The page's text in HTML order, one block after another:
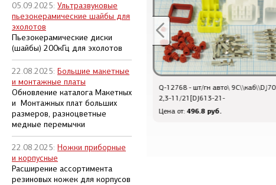
05.09.2025: Ультразвуковые
пьезокерамические шайбы для
эхолотов
Пьезокерамические диски
(шайбы) 200кГц для эхолотов
22.08.2025: Большие макетные
и монтажные платы
Обновление каталога Макетных
и Монтажных плат больших
размеров, разноцветные
медные перемычки
22.08.2025: Ножки приборные
и корпусные
Расширение ассортимента
резиновых ножек для корпусов
d3,5мм\мет
руб.
Q-12768 - шт/гн авто\ 9C\\каб\\DJ7091Y-
2,3-11/21[DJ613-21-
496.8 руб.